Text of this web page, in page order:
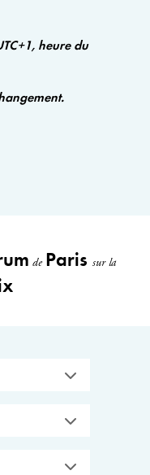
heure du
de Parissur la